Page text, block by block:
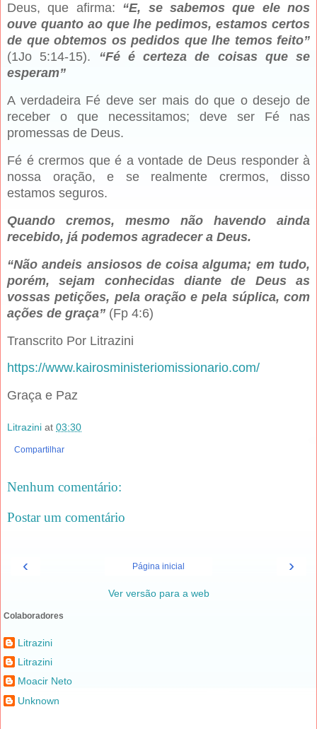
Deus, que afirma: “E, se sabemos que ele nos
ouve quanto ao que lhe pedimos, estamos certos
de que obtemos os pedidos que lhe temos feito”
(1Jo 5:14-15). “Fé é certeza de coisas que se
esperam”
A verdadeira Fé deve ser mais do que o desejo de
receber o que necessitamos; deve ser Fé nas
promessas de Deus.
Fé é crermos que é a vontade de Deus responder à
nossa oração, e se realmente crermos, disso
estamos seguros.
Quando cremos, mesmo não havendo ainda
recebido, já podemos agradecer a Deus.
“Não andeis ansiosos de coisa alguma; em tudo,
porém, sejam conhecidas diante de Deus as
vossas petições, pela oração e pela súplica, com
ações de graça” (Fp 4:6)
Transcrito Por Litrazini
https://www.kairosministeriomissionario.com/
Graça e Paz
Litrazini at 03:30
Compartilhar
Nenhum comentário:
Postar um comentário
‹ ›
Página inicial
Ver versão para a web
Colaboradores
Litrazini
Litrazini
Moacir Neto
Unknown